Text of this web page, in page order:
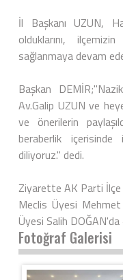
İl Başkanı UZUN,
olduklarını,
sağlanmaya devam
Başkan
Av.Galip UZUN ve
ve önerilerin
beraberlik içerisinde
diliyoruz." dedi.
Ziyarette AK Parti İlçe
Meclis Üyesi
Üyesi Salih
Fotoğraf Galerisi